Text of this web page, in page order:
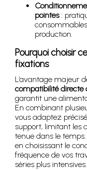
pointes:
production.
Pourquoi choisir
fixations
L’avantage majeur
compatibilité directe
garantit une
En combinant
vous adaptez
support, limitant les
tenue dans le
en choisissant le
fréquence de vos
séries plus intensives.